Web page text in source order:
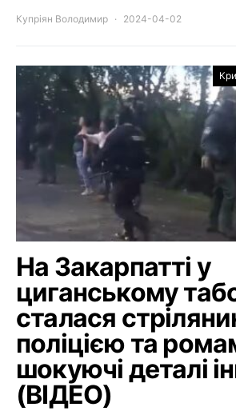
Купріян Володимир 2024-04-02
На Закарпатті у
циганському
сталася
поліцією та
шокуючі деталі
(ВІДЕО)